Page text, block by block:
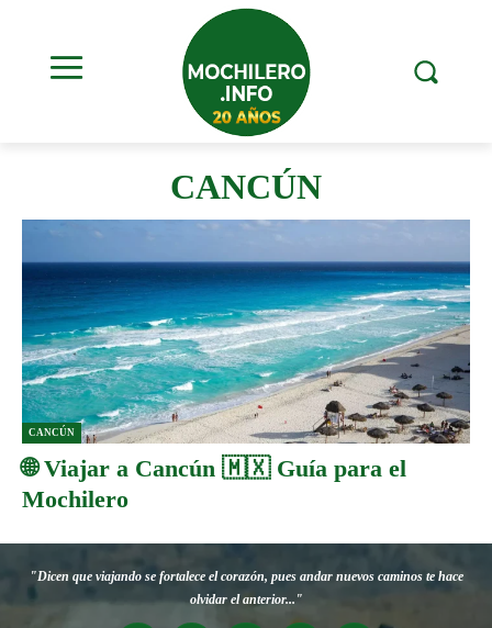
CANCÚN
CANCÚN
🌐 Viajar a Cancún 🇲🇽 Guía para el
Mochilero
"Dicen que viajando se fortalece el corazón, pues andar nuevos caminos te hace
olvidar el anterior..."